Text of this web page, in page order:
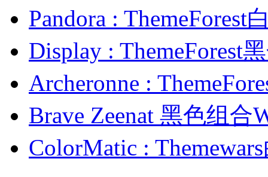
Pandora : ThemeForest
Display : ThemeForest
Archeronne :
Brave Zeenat 黑色组合
ColorMatic :